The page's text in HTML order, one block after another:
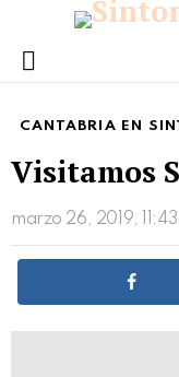
Menu
CANTABRIA EN
Visitamos
marzo 26, 2019,